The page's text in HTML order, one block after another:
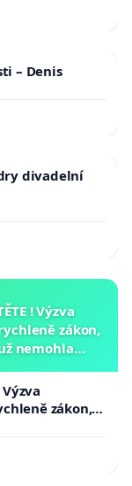
– Denis
divadelní
! Výzva
zákon,
nemohla
Výzva
zákon,
opakovat!